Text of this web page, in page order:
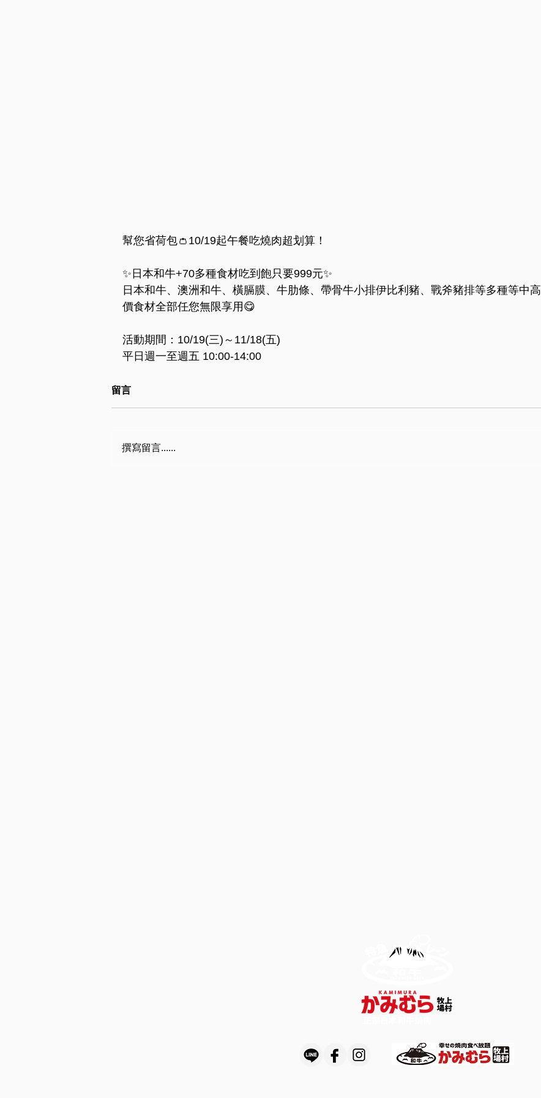
幫您省荷包👛10/19起午餐吃燒肉超划算！
✨日本和牛+70多種食材吃到飽只要999元✨
日本和牛、澳洲和牛、橫膈膜、牛肋條、帶骨牛小排伊比利豬、戰斧豬排等多種等中高
價食材全部任您無限享用😋
活動期間：10/19(三)～11/18(五)
平日週一至週五 10:00-14:00
留言
撰寫留言......